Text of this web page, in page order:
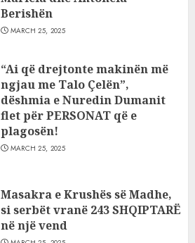
Berishën
MARCH 25, 2025
“Ai që drejtonte makinën më
ngjau me Talo Çelën”,
dëshmia e Nuredin Dumanit
flet për PERSONAT që e
plagosën!
MARCH 25, 2025
Masakra e Krushës së Madhe,
si serbët vranë 243 SHQIPTARË
në një vend